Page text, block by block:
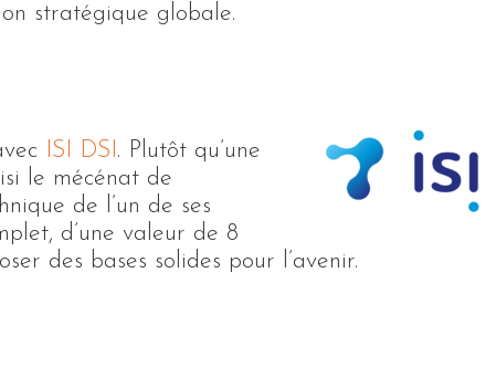
stratégique globale.
ISI DSI. Plutôt qu’une
le mécénat de
de l’un de ses
d’une valeur de 8
des bases solides pour l’avenir.